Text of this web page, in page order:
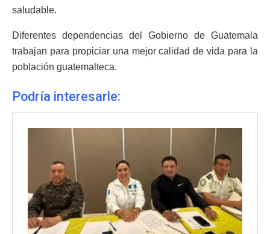
saludable.
Diferentes dependencias del Gobierno de Guatemala
trabajan para propiciar una mejor calidad de vida para la
población guatemalteca.
Podría interesarle: